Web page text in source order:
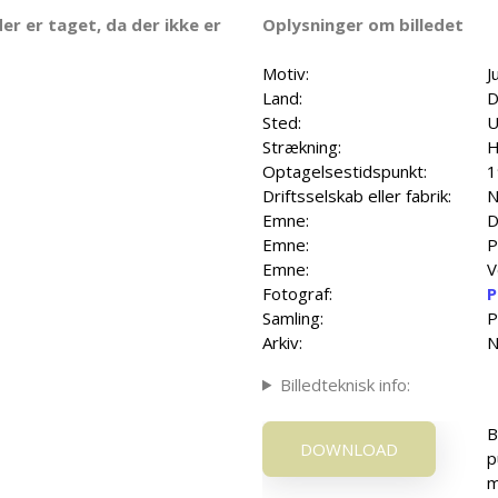
er taget, da der ikke er Oplysninger om billedet
Motiv:
Land:
Sted:
Strækning:
Optagelsestidspunkt:
Driftsselskab eller fabrik:
Emne:
Emne:
Emne:
Fotograf:
Samling:
Arkiv:
Billedteknisk info:
DOWNLOAD